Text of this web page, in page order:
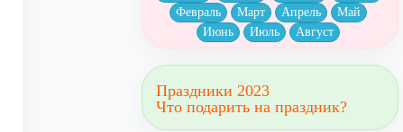
Февраль
Март Апрель
Май
Июнь
Июль Август
Праздники 2023
Что подарить на праздник?